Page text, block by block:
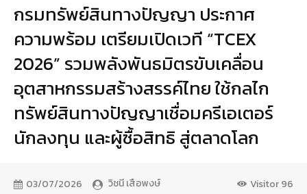
กรมทรัพย์สินทางปัญญา ประกาศ
ความพร้อม เตรียมเปิดเวที “TCEX
2026” รวมพลังพันธมิตรขับเคลื่อน
อุตสาหกรรมสร้างสรรค์ไทย ใช้กลไก
ทรัพย์สินทางปัญญาเชื่อมครีเอเตอร์
นักลงทุน และผู้ซื้อสิทธิ สู่ตลาดโลก
03/07/2026 วิชนี เสือพงษ์ Visitor96